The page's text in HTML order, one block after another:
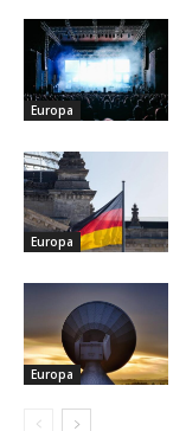
Europa
Europa
Europa